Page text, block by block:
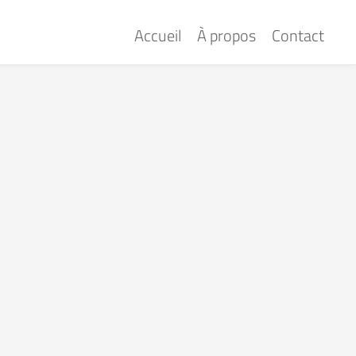
Accueil À propos Contact